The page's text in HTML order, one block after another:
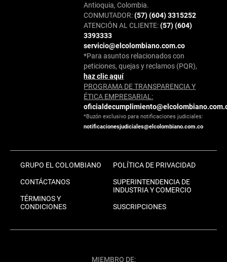
Antioquia, Colombia.
CONMUTADOR:(57) (604) 3315252
ATENCIÓN AL CLIENTE:(57) (604)
3393333
servicio@elcolombiano.com.co
*Para asuntos relacionados con
peticiones, quejas y reclamos (PQR),
haz clic aquí
PROGRAMA DE TRANSPARENCIA Y
ÉTICA EMPRESARIAL:
*Buzón exclusivo para notificaciones judiciales:
notificacionesjudiciales@elcolombiano.com.co
GRUPO EL COLOMBIANO
CONTÁCTANOS
TÉRMINOS Y
CONDICIONES
POLÍTICA DE PRIVACIDAD
SUPERINTENDENCIA DE
INDUSTRIA Y COMERCIO
SUSCRIPCIONES
MIEMBRO DE: